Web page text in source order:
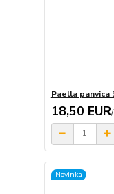
Paella panvica
18,50 EUR/
Novinka